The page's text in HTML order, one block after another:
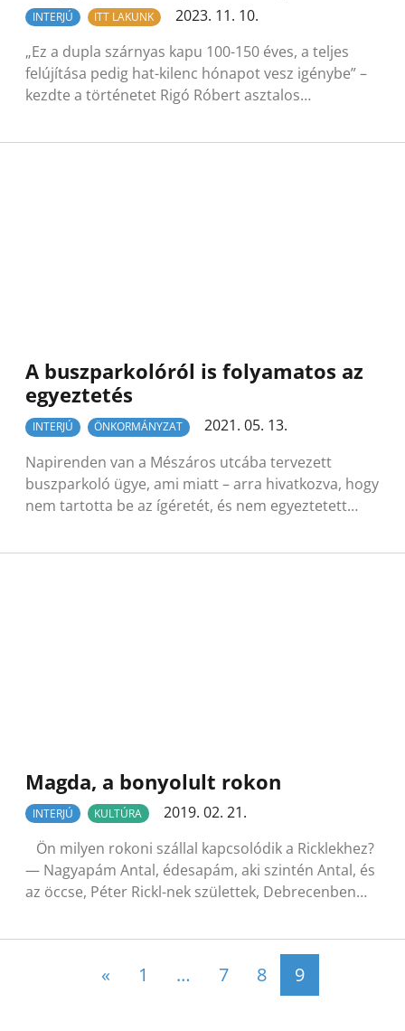
INTERJÚ ITT LAKUNK
2023. 11. 10.
„Ez a dupla szárnyas kapu 100-150 éves, a teljes
felújítása pedig hat-kilenc hónapot vesz igénybe” –
kezdte a történetet Rigó Róbert asztalos…
A buszparkolóról is folyamatos az
egyeztetés
INTERJÚ ÖNKORMÁNYZAT
2021. 05. 13.
Napirenden van a Mészáros utcába tervezett
buszparkoló ügye, ami miatt – arra hivatkozva, hogy
nem tartotta be az ígéretét, és nem egyeztetett…
Magda, a bonyolult rokon
INTERJÚ KULTÚRA
2019. 02. 21.
Ön milyen rokoni szállal kapcsolódik a Ricklekhez?
— Nagyapám Antal, édesapám, aki szintén Antal, és
az öccse, Péter Rickl-nek születtek, Debrecenben…
Posts navigation
« 1 … 7 8 9